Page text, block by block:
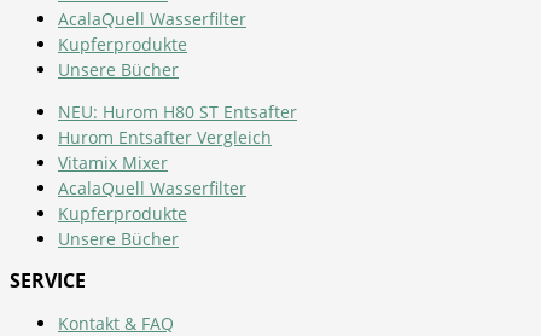
AcalaQuell Wasserfilter
Kupferprodukte
Unsere Bücher
NEU: Hurom H80 ST Entsafter
Hurom Entsafter Vergleich
Vitamix Mixer
AcalaQuell Wasserfilter
Kupferprodukte
Unsere Bücher
SERVICE
Kontakt & FAQ